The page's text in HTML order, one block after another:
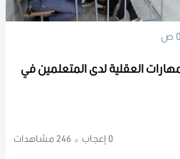
العقلية لدى المتعلمين في
246 مشاهدات 0 إعجاب